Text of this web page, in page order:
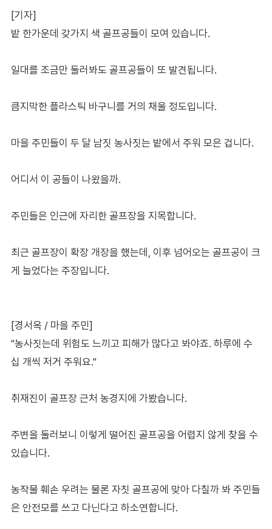
[기자]
밭 한가운데 갖가지 색 골프공들이 모여 있습니다.
일대를 조금만 둘러봐도 골프공들이 또 발견됩니다.
큼지막한 플라스틱 바구니를 거의 채울 정도입니다.
마을 주민들이 두 달 남짓 농사짓는 밭에서 주워 모은 겁니다.
어디서 이 공들이 나왔을까.
주민들은 인근에 자리한 골프장을 지목합니다.
최근 골프장이 확장 개장을 했는데, 이후 넘어오는 골프공이 크
게 늘었다는 주장입니다.
[경서옥 / 마을 주민]
"농사짓는데 위험도 느끼고 피해가 많다고 봐야죠. 하루에 수
십 개씩 저거 주워요."
취재진이 골프장 근처 농경지에 가봤습니다.
주변을 둘러보니 이렇게 떨어진 골프공을 어렵지 않게 찾을 수
있습니다.
농작물 훼손 우려는 물론 자칫 골프공에 맞아 다칠까 봐 주민들
은 안전모를 쓰고 다닌다고 하소연합니다.